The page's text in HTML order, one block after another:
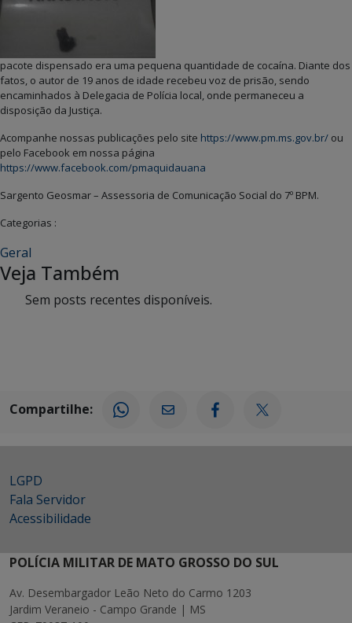
pacote dispensado era uma pequena quantidade de cocaína. Diante dos
fatos, o autor de 19 anos de idade recebeu voz de prisão, sendo
encaminhados à Delegacia de Polícia local, onde permaneceu a
disposição da Justiça.
Acompanhe nossas publicações pelo site https://www.pm.ms.gov.br/ ou
pelo Facebook em nossa página
https://www.facebook.com/pmaquidauana
Sargento Geosmar – Assessoria de Comunicação Social do 7º BPM.
Categorias :
Geral
Veja Também
Sem posts recentes disponíveis.
Compartilhe:
LGPD
Fala Servidor
Acessibilidade
POLÍCIA MILITAR DE MATO GROSSO DO SUL
Av. Desembargador Leão Neto do Carmo 1203
Jardim Veraneio - Campo Grande | MS